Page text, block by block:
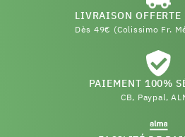
LIVRAISON OFFERTE
Dès 49€ (Colissimo Fr.
PAIEMENT 100%
CB, Paypal,